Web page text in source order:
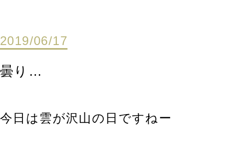
2019/06/17
曇り…
今日は雲が沢山の日ですねー